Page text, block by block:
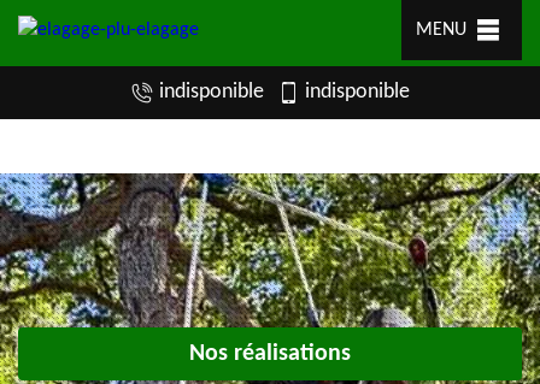
MENU
indisponible indisponible
Nos réalisations